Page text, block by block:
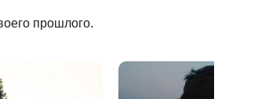
прошлого.